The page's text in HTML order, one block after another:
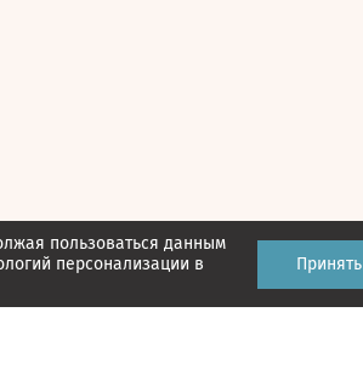
пользоваться данным
персонализации в
Принять